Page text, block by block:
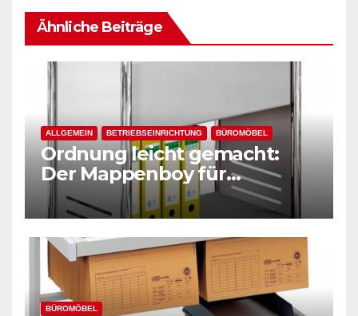
Ähnliche Beiträge
ALLGEMEIN BETRIEBSEINRICHTUNG BÜROMÖBEL
Ordnung leicht gemacht:
Der Mappenboy für
Hängemappen
BÜROMÖBEL